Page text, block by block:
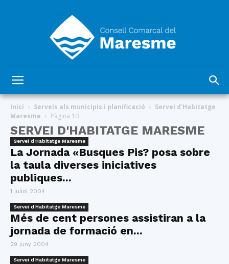
Comarcal
Maresme
Inici Serveis als municipis i planificació
Servei d'Habitatge
Maresme
Pàgina 10
SERVEI D'HABITATGE MARESME
Servei d'Habitatge Maresme
La Jornada «Busques Pis? posa sobre
la taula diverses iniciatives
publiques...
1 juliol 2004
Servei d'Habitatge Maresme
Més de cent persones assistiran a la
jornada de formació en...
29 juny 2004
Servei d'Habitatge Maresme